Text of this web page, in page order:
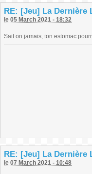
RE: [Jeu] La Dernière
le 05 March 2021 - 18:32
Sait on jamais, ton estomac
RE: [Jeu] La Dernière
le 07 March 2021 - 10:48